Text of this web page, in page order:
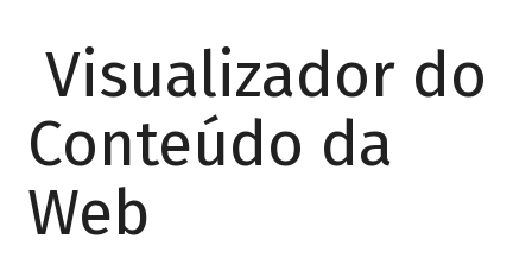
Visualizador do
Conteúdo da
Web